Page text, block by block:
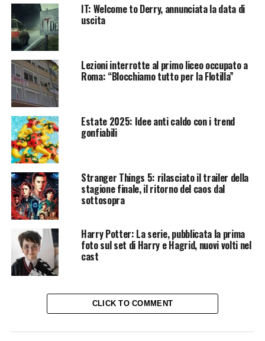
IT: Welcome to Derry, annunciata la data di
uscita
Lezioni interrotte al primo liceo occupato a
Roma: “Blocchiamo tutto per la Flotilla”
Estate 2025: Idee anti caldo con i trend
gonfiabili
Stranger Things 5: rilasciato il trailer della
stagione finale, il ritorno del caos dal
sottosopra
Harry Potter: La serie, pubblicata la prima
foto sul set di Harry e Hagrid, nuovi volti nel
cast
CLICK TO COMMENT